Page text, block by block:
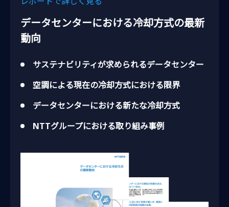
データセンターにおける冷却方式の最新
動向
サステナビリティが求められるデータセンター
空調による現在の冷却方式における限界
データセンターにおける新たな冷却方式
NTTグループにおける取り組み事例